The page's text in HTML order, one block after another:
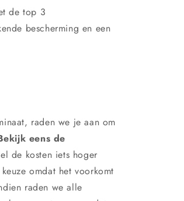
de top 3
bescherming en een
raden we je aan om
eens de
de kosten iets hoger
omdat het voorkomt
raden we alle